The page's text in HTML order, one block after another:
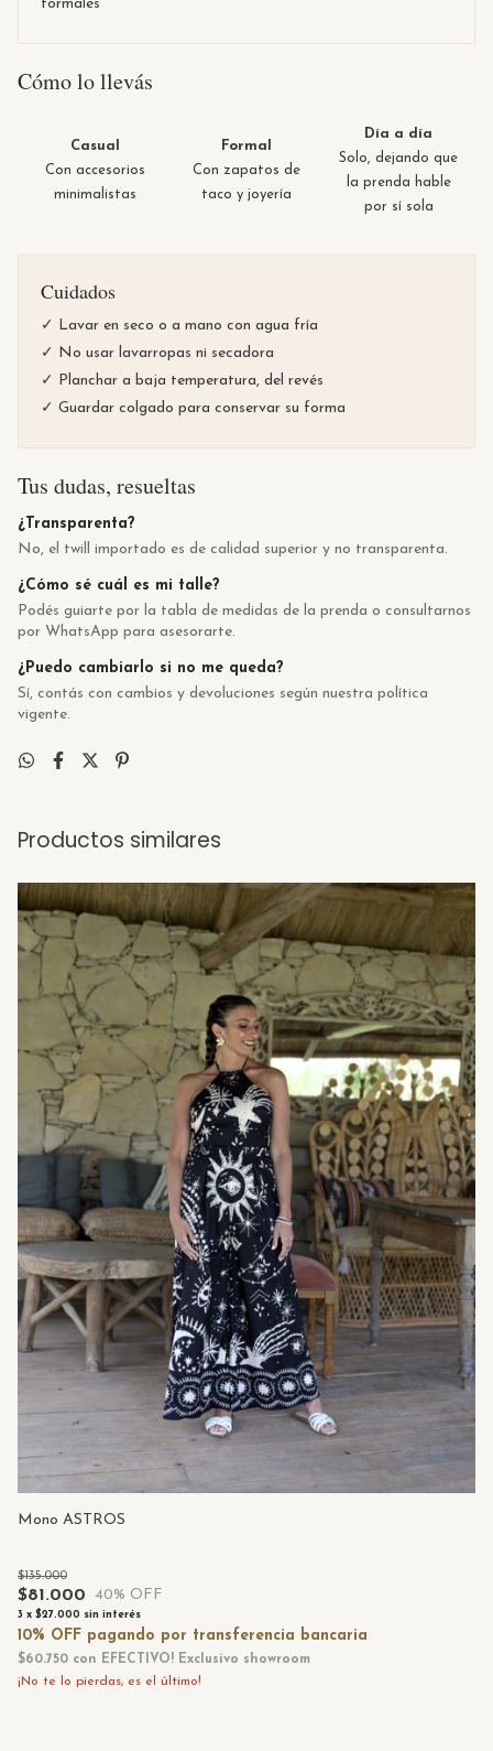
formales
Cómo lo llevás
Casual
Con accesorios
minimalistas
Formal
Con zapatos de
taco y joyería
Día a día
Solo, dejando que
la prenda hable
por sí sola
Cuidados
✓ Lavar en seco o a mano con agua fría
✓ No usar lavarropas ni secadora
✓ Planchar a baja temperatura, del revés
✓ Guardar colgado para conservar su forma
Tus dudas, resueltas
¿Transparenta?
No, el twill importado es de calidad superior y no transparenta.
¿Cómo sé cuál es mi talle?
Podés guiarte por la tabla de medidas de la prenda o consultarnos
por WhatsApp para asesorarte.
¿Puedo cambiarlo si no me queda?
Sí, contás con cambios y devoluciones según nuestra política
vigente.
Productos similares
Mono ASTROS
$81.000
$135.000
40% OFF
3 x $27.000 sin interés
$60.750 con EFECTIVO! Exclusivo showroom
¡No te lo pierdas, es el último!